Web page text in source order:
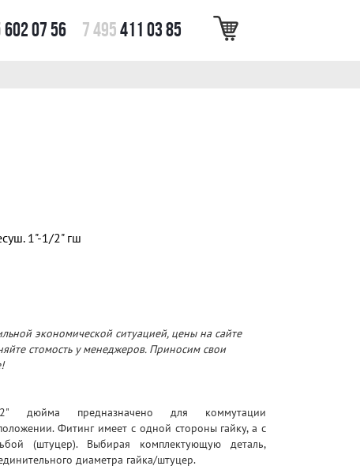
602 07 56 7 495411 03 85
1"-1/2" гш
экономической ситуацией, цены на сайте
стомость у менеджеров. Приносим свои
дюйма предназначено для коммутации
Фитинг имеет с одной стороны гайку, а с
(штуцер). Выбирая комплектующую деталь,
диаметра гайка/штуцер.